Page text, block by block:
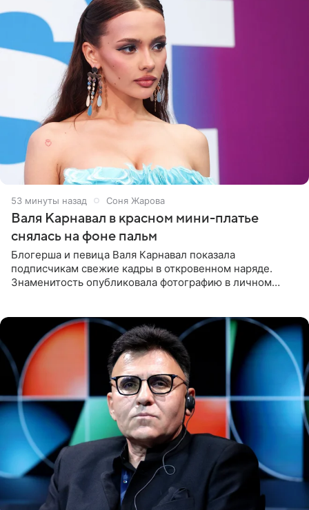
53 минуты назад Соня Жарова
Валя Карнавал в красном мини-платье
снялась на фоне пальм
Блогерша и певица Валя Карнавал показала
подписчикам свежие кадры в откровенном наряде.
Знаменитость опубликовала фотографию в личном